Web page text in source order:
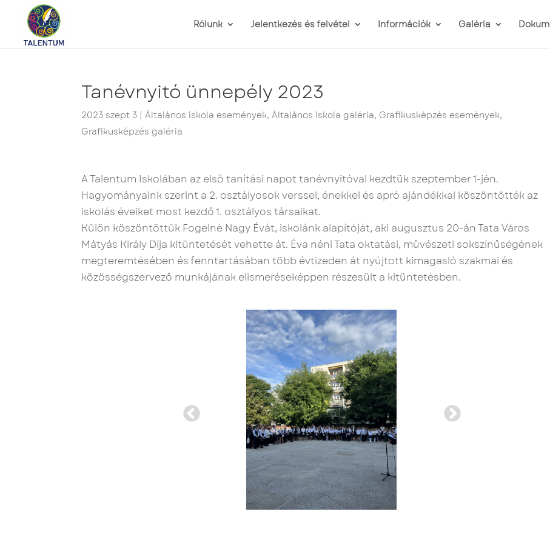
Rólunk Jelentkezés és felvétel Információk Galéria
Tanévnyitó ünnepély 2023
2023 szept 3 |Általános iskola események,Általános iskola galéria, Grafikusképzés események,
Grafikusképzés galéria
A Talentum Iskolában az első tanítási napot tanévnyitóval kezdtük szeptember 1-jén.
Hagyományaink szerint a 2. osztályosok verssel, énekkel és apró ajándékkal köszöntötték az
iskolás éveiket most kezdő 1. osztályos társaikat.
Külön köszöntöttük Fogelné Nagy Évát, iskolánk alapítóját, aki augusztus 20-án Tata Város
Mátyás Király Díja kitüntetését vehette át. Éva néni Tata oktatási, művészeti sokszínűségének
megteremtésében és fenntartásában több évtizeden át nyújtott kimagasló szakmai és
közösségszervező munkájának elismeréseképpen részesült a kitüntetésben.